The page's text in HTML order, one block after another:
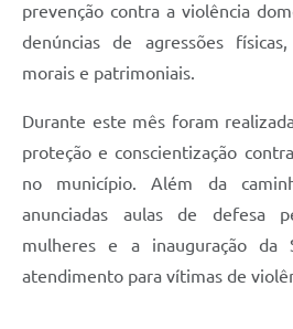
prevenção contra a violência
denúncias de agressões físicas,
morais e patrimoniais.
Durante este mês foram
proteção e conscientização
no município. Além da
anunciadas aulas de defesa
mulheres e a inauguração da
atendimento para vítimas de